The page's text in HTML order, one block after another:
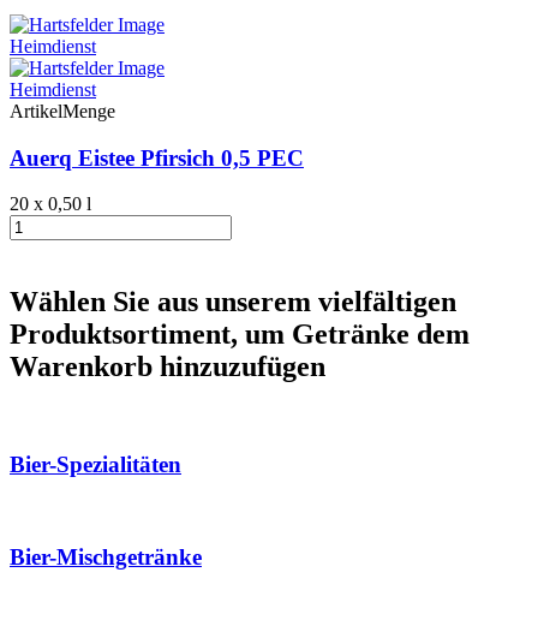
Heimdienst
Heimdienst
ArtikelMenge
Auerq Eistee Pfirsich 0,5 PEC
20 x 0,50 l
Wählen Sie aus unserem vielfältigen
Produktsortiment, um Getränke dem
Warenkorb hinzuzufügen
Bier-Spezialitäten
Bier-Mischgetränke